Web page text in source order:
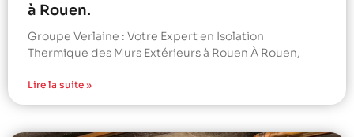
à Rouen.
Groupe Verlaine : Votre Expert en Isolation
Thermique des Murs Extérieurs à Rouen À Rouen,
Lire la suite »